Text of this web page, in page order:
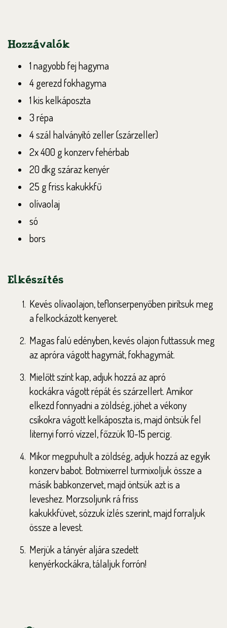
Hozzávalók
1 nagyobb fej hagyma
4 gerezd fokhagyma
1 kis kelkáposzta
3 répa
4 szál halványító zeller (szárzeller)
2x 400 g konzerv fehérbab
20 dkg száraz kenyér
25 g friss kakukkfű
olívaolaj
só
bors
Elkészítés
Kevés olívaolajon, teflonserpenyőben pirítsukmeg
a felkockázott kenyeret.
Magas falú edényben, kevés olajon futtassukmeg
az apróra vágott hagymát, fokhagymát.
Mielőtt színt kap, adjuk hozzá az apró
kockákravágott répát és szárzellert. Amikor
elkezdfonnyadni a zöldség, jöhet a vékony
csíkokravágott kelkáposzta is, majd öntsük fel
liternyiforró vízzel, főzzük 10-15 percig.
Mikor megpuhult a zöldség, adjuk hozzá azegyik
konzerv babot. Botmixerrel turmixoljukössze a
másik babkonzervet, majd öntsük azt isa
leveshez. Morzsoljunk rá friss
kakukkfüvet,sózzuk ízlés szerint, majd forraljuk
össze a levest.
Merjük a tányér aljára szedett
kenyérkockákra,tálaljuk forrón!